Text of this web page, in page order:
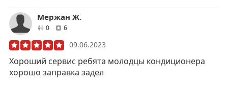
Мержан Ж.
0друзей
6отзывов
09.06.2023
Хороший сервис ребята молодцы кондиционера
хорошо заправка задел